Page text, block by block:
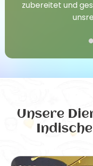
zubereitet und
Unsere